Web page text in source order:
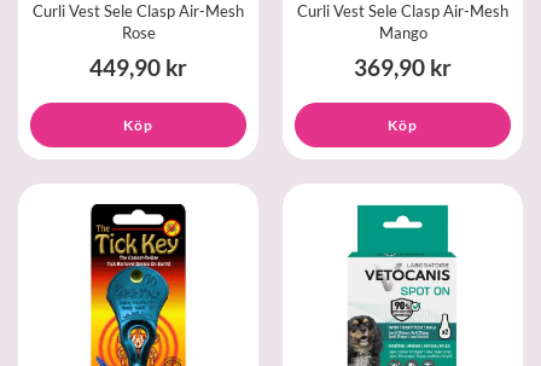
Curli Vest Sele Clasp Air-Mesh
Rose
449,90 kr
Köp
Curli Vest Sele Clasp Air-Mesh
Mango
369,90 kr
Köp